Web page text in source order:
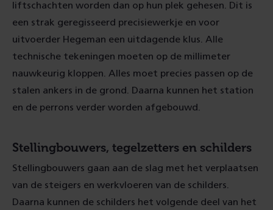
liftschachten worden dan op hun plek gehesen. Dit is
een strak geregisseerd precisiewerkje en voor
uitvoerder Hegeman een uitdagende klus. Alle
technische tekeningen moeten op de millimeter
nauwkeurig kloppen. Alles moet precies passen op de
stalen ankers in de grond. Daarna kunnen het station
en de perrons verder worden afgebouwd.
Stellingbouwers, tegelzetters en schilders
Stellingbouwers gaan aan de slag met het verplaatsen
van de steigers en werkvloeren van de schilders.
Daarna kunnen de schilders het volgende deel van het